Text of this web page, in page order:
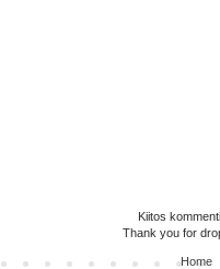
Kiitos
Thank you for
Home